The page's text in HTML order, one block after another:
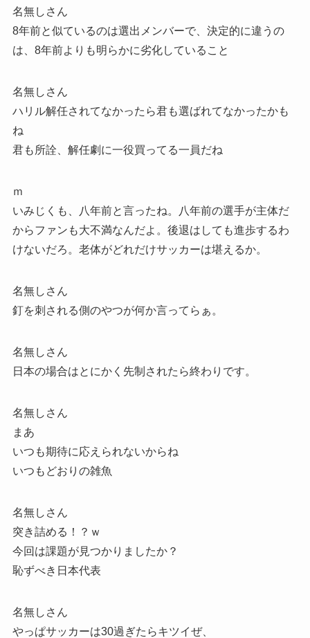
名無しさん
8年前と似ているのは選出メンバーで、決定的に違うの
は、8年前よりも明らかに劣化していること
名無しさん
ハリル解任されてなかったら君も選ばれてなかったかも
ね
君も所詮、解任劇に一役買ってる一員だね
ｍ
いみじくも、八年前と言ったね。八年前の選手が主体だ
からファンも大不満なんだよ。後退はしても進歩するわ
けないだろ。老体がどれだけサッカーは堪えるか。
名無しさん
釘を刺される側のやつが何か言ってらぁ。
名無しさん
日本の場合はとにかく先制されたら終わりです。
名無しさん
まあ
いつも期待に応えられないからね
いつもどおりの雑魚
名無しさん
突き詰める！？ｗ
今回は課題が見つかりましたか？
恥ずべき日本代表
名無しさん
やっぱサッカーは30過ぎたらキツイぜ、